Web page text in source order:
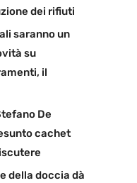
dei rifiuti
saranno un
su
il
De
cachet
della doccia dà